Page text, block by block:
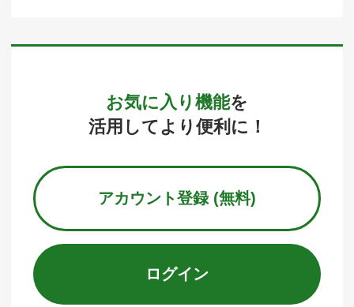
お気に入り機能を
活用してより便利に！
アカウント登録 (無料)
ログイン